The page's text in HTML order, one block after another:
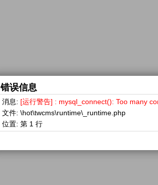
错误信息
消息: [运行警告] : mysql_connect(): Too many
文件: \hot\twcms\runtime\_runtime.php
位置: 第 1 行